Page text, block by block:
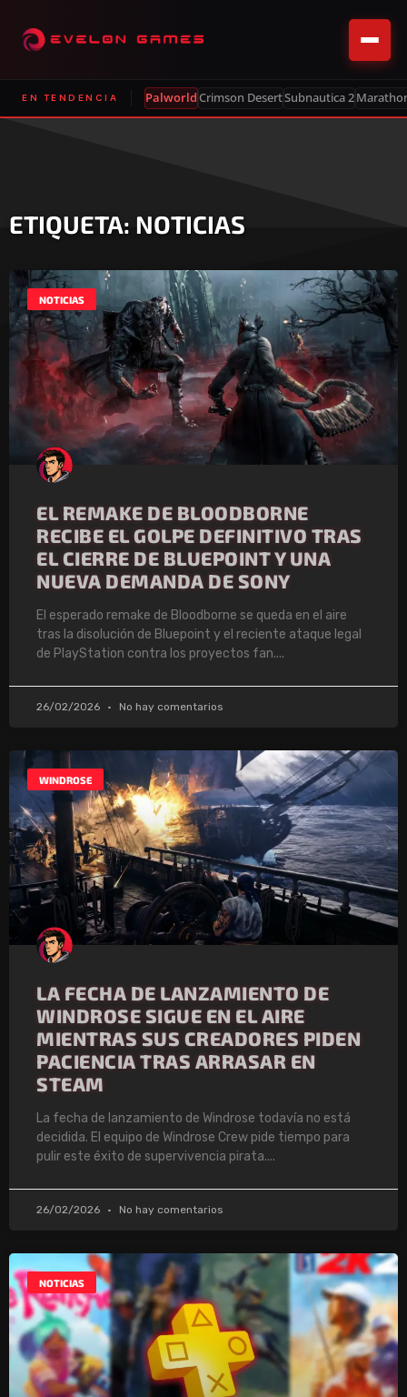
EN TENDENCIA PalworldCrimson DesertSubnautica 2
ETIQUETA: NOTICIAS
NOTICIAS
EL REMAKE DE BLOODBORNE
RECIBE EL GOLPE DEFINITIVO TRAS
EL CIERRE DE BLUEPOINT Y UNA
NUEVA DEMANDA DE SONY
El esperado remake de Bloodborne se queda en el aire
tras la disolución de Bluepoint y el reciente ataque legal
de PlayStation contra los proyectos fan.
26/02/2026 No hay comentarios
WINDROSE
LA FECHA DE LANZAMIENTO DE
WINDROSE SIGUE EN EL AIRE
MIENTRAS SUS CREADORES PIDEN
PACIENCIA TRAS ARRASAR EN
STEAM
La fecha de lanzamiento de Windrose todavía no está
decidida. El equipo de Windrose Crew pide tiempo para
pulir este éxito de supervivencia pirata.
26/02/2026 No hay comentarios
NOTICIAS